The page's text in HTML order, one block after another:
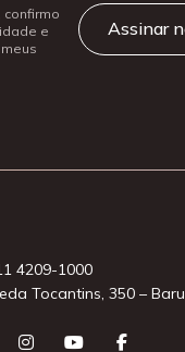
confirmo
e
4209-1000
Tocantins, 350 –